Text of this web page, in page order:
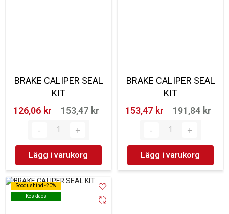
BRAKE CALIPER SEAL
KIT
126,06 kr‎
153,47 kr‎
Lägg i varukorg
BRAKE CALIPER SEAL
KIT
153,47 kr‎
191,84 kr‎
Lägg i varukorg
Soodushind -20%
Kesklaos
Soodushind -20%
Kesklaos